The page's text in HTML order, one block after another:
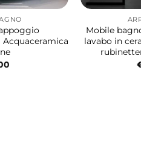
Acquaceramica
Mobile
lavabo in